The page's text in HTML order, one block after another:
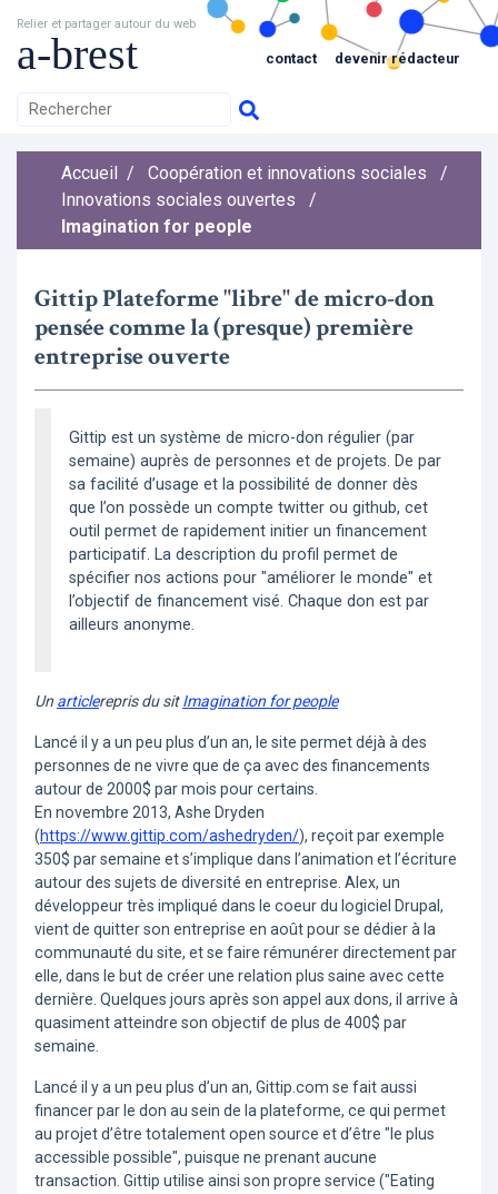
Relier et partager autour du web
a-brest contact devenir rédacteur
Accueil / Coopération et innovations sociales
/
Innovations sociales ouvertes
/
Imagination for people
Gittip Plateforme "libre" de micro-don
pensée comme la (presque) première
entreprise ouverte
Gittip est un système de micro-don régulier (par
semaine) auprès de personnes et de projets. De par
sa facilité d’usage et la possibilité de donner dès
que l’on possède un compte twitter ou github, cet
outil permet de rapidement initier un financement
participatif. La description du profil permet de
spécifier nos actions pour "améliorer le monde" et
l’objectif de financement visé. Chaque don est par
ailleurs anonyme.
Un articlerepris du sitImagination for people
Lancé il y a un peu plus d’un an, le site permet déjà à des
personnes de ne vivre que de ça avec des financements
autour de 2000$ par mois pour certains.
En novembre 2013, Ashe Dryden
(https://www.gittip.com/ashedryden/), reçoit par exemple
350$ par semaine et s’implique dans l’animation et l’écriture
autour des sujets de diversité en entreprise. Alex, un
développeur très impliqué dans le coeur du logiciel Drupal,
vient de quitter son entreprise en août pour se dédier à la
communauté du site, et se faire rémunérer directement par
elle, dans le but de créer une relation plus saine avec cette
dernière. Quelques jours après son appel aux dons, il arrive à
quasiment atteindre son objectif de plus de 400$ par
semaine.
Lancé il y a un peu plus d’un an, Gittip.com se fait aussi
financer par le don au sein de la plateforme, ce qui permet
au projet d’être totalement open source et d’être "le plus
accessible possible", puisque ne prenant aucune
transaction. Gittip utilise ainsi son propre service ("Eating